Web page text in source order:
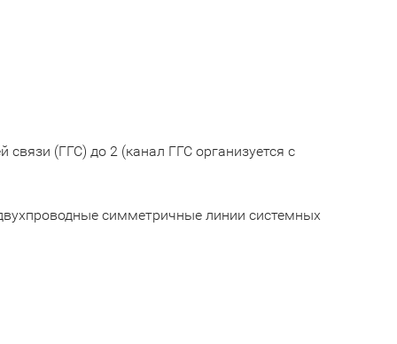
(ГГС) до 2 (канал ГГС организуется с
симметричные линии системных